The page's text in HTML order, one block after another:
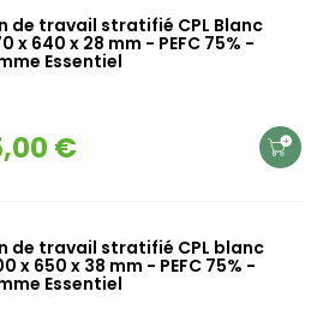
de travail stratifié CPL Blanc
x 640 x 28 mm - PEFC 75% -
Essentiel
€
de travail stratifié CPL blanc
x 650 x 38 mm - PEFC 75% -
Essentiel